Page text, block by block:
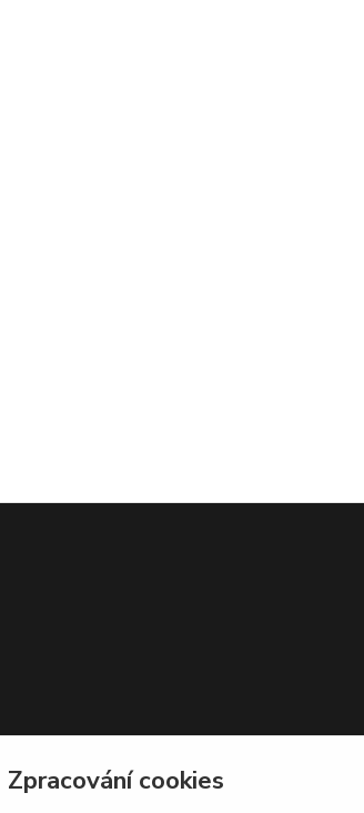
Zpracování cookies